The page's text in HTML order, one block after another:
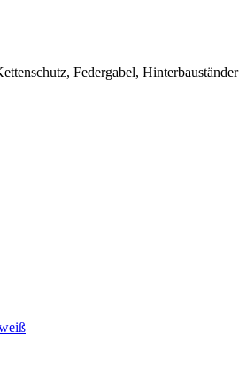
Federgabel, Hinterbauständer